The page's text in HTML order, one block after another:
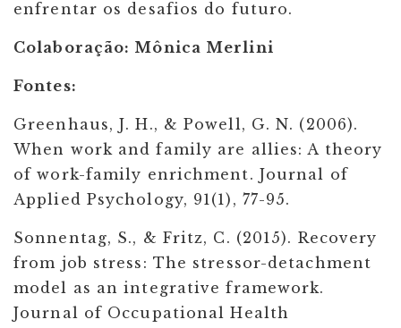
enfrentar os desafios do futuro.
Colaboração: Mônica Merlini
Fontes:
Greenhaus, J. H., & Powell, G. N. (2006).
When work and family are allies: A theory
of work-family enrichment. Journal of
Applied Psychology, 91(1), 77-95.
Sonnentag, S., & Fritz, C. (2015). Recovery
from job stress: The stressor-detachment
model as an integrative framework.
Journal of Occupational Health